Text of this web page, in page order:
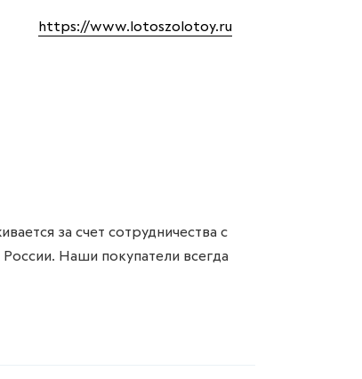
https://www.lotoszolotoy.ru
за счет сотрудничества с
Наши покупатели всегда